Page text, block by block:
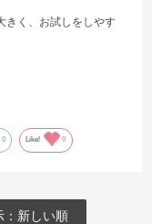
きく、お試しをしやす
、生地や、厚さも滑
見受けられます。
0 Like! 0
：新しい順